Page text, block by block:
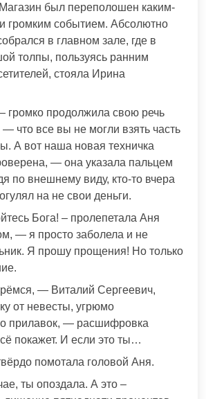
был переполошен каким-
громким событием. Абсолютно
в главном зале, где в
толпы, пользуясь ранним
стояла Ирина
продолжила свою речь
— что все вы не могли взять часть
А вот наша новая техничка
— она указала пальцем
по внешнему виду, кто-то вчера
на не свои деньги.
Бога! – пролепетала Аня
— я просто заболела и не
Я прошу прощения! Но только
— Виталий Сергеевич,
от невесты, угрюмо
прилавок, — расшифровка
покажет. И если это ты…
помотала головой Аня.
ты опоздала. А это –